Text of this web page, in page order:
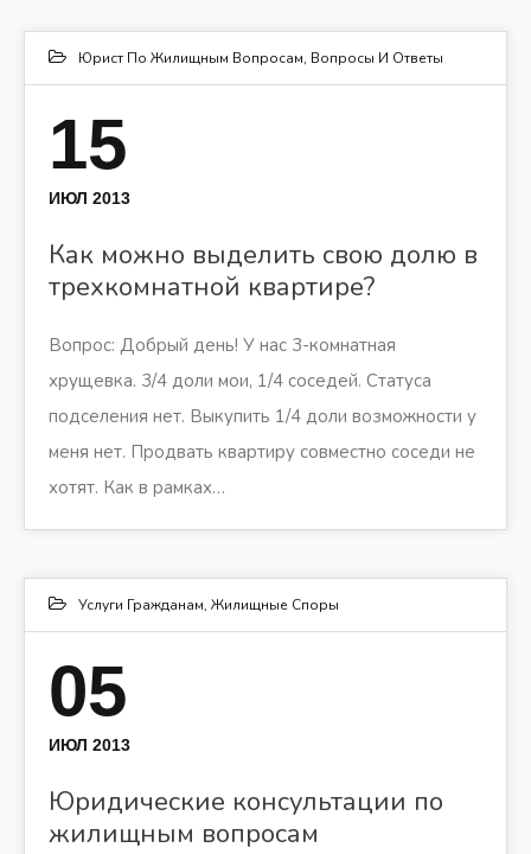
Юрист По Жилищным Вопросам, Вопросы И Ответы
15
ИЮЛ 2013
Как можно выделить свою долю в
трехкомнатной квартире?
Вопрос: Добрый день! У нас 3-комнатная
хрущевка. 3/4 доли мои, 1/4 соседей. Статуса
подселения нет. Выкупить 1/4 доли возможности у
меня нет. Продвать квартиру совместно соседи не
хотят. Как в рамках…
Услуги Гражданам, Жилищные Споры
05
ИЮЛ 2013
Юридические консультации по
жилищным вопросам